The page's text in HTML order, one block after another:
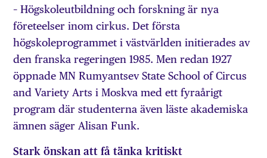
– Högskoleutbildning och forskning är nya
företeelser inom cirkus. Det första
högskoleprogrammet i västvärlden initierades av
den franska regeringen 1985. Men redan 1927
öppnade MN Rumyantsev State School of Circus
and Variety Arts i Moskva med ett fyraårigt
program där studenterna även läste akademiska
ämnen säger Alisan Funk.
Stark önskan att få tänka kritiskt